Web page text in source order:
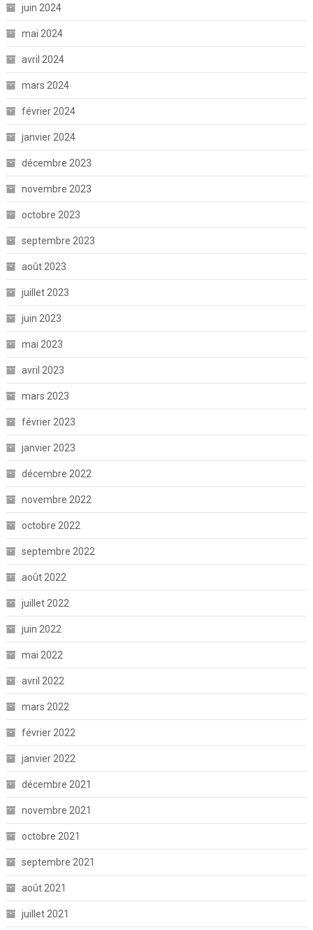
juin 2024
mai 2024
avril 2024
mars 2024
février 2024
janvier 2024
décembre 2023
novembre 2023
octobre 2023
septembre 2023
août 2023
juillet 2023
juin 2023
mai 2023
avril 2023
mars 2023
février 2023
janvier 2023
décembre 2022
novembre 2022
octobre 2022
septembre 2022
août 2022
juillet 2022
juin 2022
mai 2022
avril 2022
mars 2022
février 2022
janvier 2022
décembre 2021
novembre 2021
octobre 2021
septembre 2021
août 2021
juillet 2021